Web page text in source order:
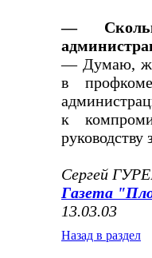
—
— Думаю,
в
к
руководству
Сергей
Газета
13.03.03
Назад в раздел